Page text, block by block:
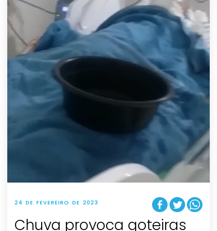
24 DE FEVEREIRO DE 2023
Chuva provoca goteiras